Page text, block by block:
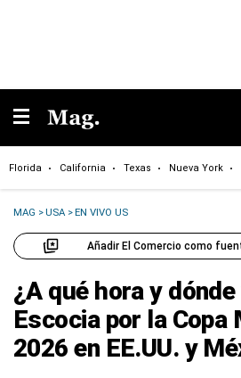
Florida California Texas Nueva York
MAG >USA >EN VIVO US
Añadir El Comercio como
¿A qué hora y
Escocia por la Copa
2026 en EE.UU. y